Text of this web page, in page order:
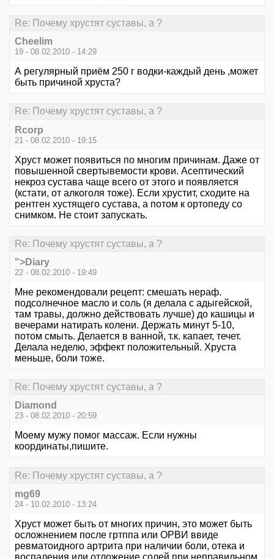
Re: Почему хрустят суставы, а ?
Cheelim
19 - 08.02.2010 - 14:29
А регулярный приём 250 г водки-каждый день ,может
быть причиной хруста?
Re: Почему хрустят суставы, а ?
Rcorp
21 - 08.02.2010 - 19:15
Хруст может появиться по многим причинам. Даже от
повышенной свертывемости крови. Асептический
некроз сустава чаще всего от этого и появляется
(кстати, от алкоголя тоже). Если хрустит, сходите на
рентген хустящего сустава, а потом к ортопеду со
снимком. Не стоит запускать.
Re: Почему хрустят суставы, а ?
">Diary
22 - 08.02.2010 - 19:49
Мне рекомендовали рецепт: смешать нераф.
подсолнечное масло и соль (я делала с адыгейской,
там травы, должно действовать лучше) до кашицы и
вечерами натирать колени. Держать минут 5-10,
потом смыть. Делается в ванной, т.к. капает, течет.
Делала неделю, эффект положительный. Хруста
меньше, боли тоже.
Re: Почему хрустят суставы, а ?
Diamond
23 - 08.02.2010 - 20:59
Моему мужу помог массаж. Если нужны
координаты,пишите.
Re: Почему хрустят суставы, а ?
mg69
24 - 10.02.2010 - 13:24
Хруст может быть от многих причин, это может быть
осложнением после гртппа или ОРВИ ввиде
ревматоидного артрита при наличии боли, отека и
воспаления или отложение солей при неправильном